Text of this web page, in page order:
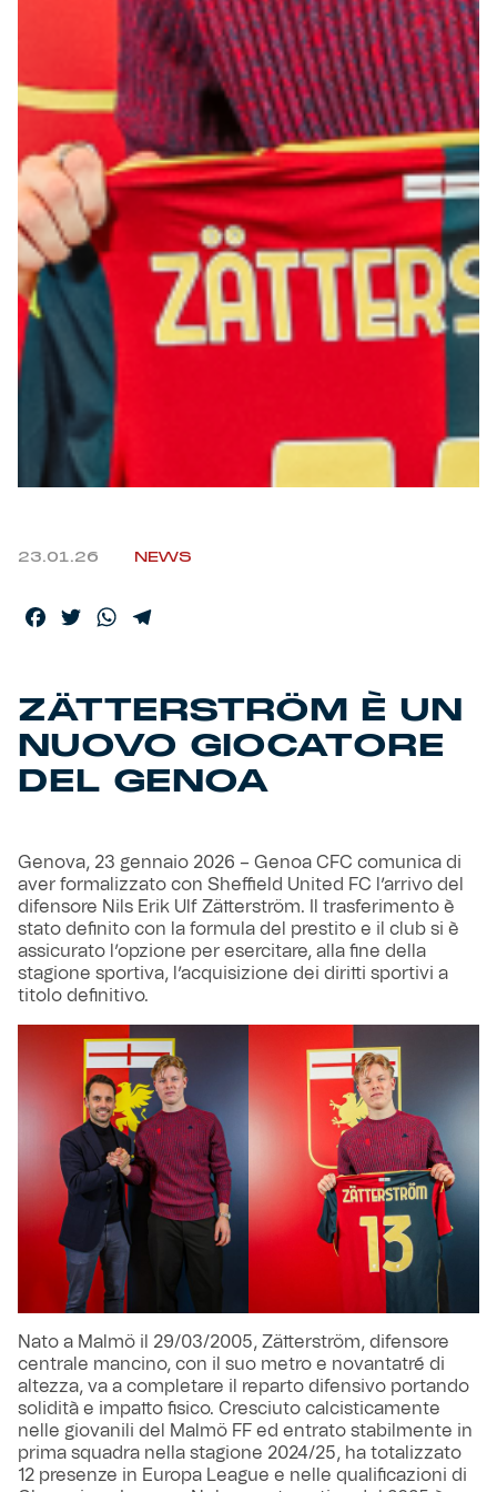
Robe di Kappa x Genoa
Vintage Collection
Red&Blue Voices
Kids
Accessori
Party
Caffè Boasi x Genoa
Helan x Genoa
Isolani x Genoa
Fortissimo batte il mio cuor
23.01.26 NEWS
Facebook
TwitterWhatsApp
ZÄTTERSTRÖM È UN
NUOVO GIOCATORE
DEL GENOA
Genova, 23 gennaio 2026 – Genoa CFC comunica di
aver formalizzato con Sheffield United FC l’arrivo del
difensore Nils Erik Ulf Zätterström. Il trasferimento è
stato definito con la formula del prestito e il club si è
assicurato l’opzione per esercitare, alla fine della
stagione sportiva, l’acquisizione dei diritti sportivi a
titolo definitivo.
Nato a Malmö il 29/03/2005, Zätterström, difensore
centrale mancino, con il suo metro e novantatré di
altezza, va a completare il reparto difensivo portando
solidità e impatto fisico. Cresciuto calcisticamente
nelle giovanili del Malmö FF ed entrato stabilmente in
prima squadra nella stagione 2024/25, ha totalizzato
12 presenze in Europa League e nelle qualificazioni di